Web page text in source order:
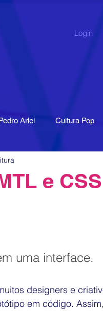
Login
Ariel Cultura Pop
e CSS
uma interface.
designers e
em código.